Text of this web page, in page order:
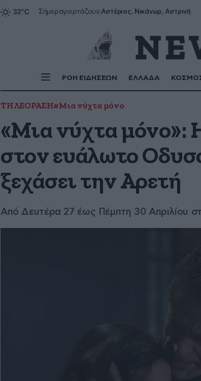
Σήμεραγιορτάζουν:Αστέριος, Νικάνωρ, Αστρινή
ΡΟΗ ΕΙΔΗΣΕΩΝ ΕΛΛΑΔΑ
ΤΗΛΕΟΡΑΣΗ#Μια νύχτα μόνο
«Μια νύχτα μόνο»:
στον ευάλωτο
ξεχάσει την Αρετή
Από Δευτέρα 27 έως Πέμπτη 30 Απριλίου